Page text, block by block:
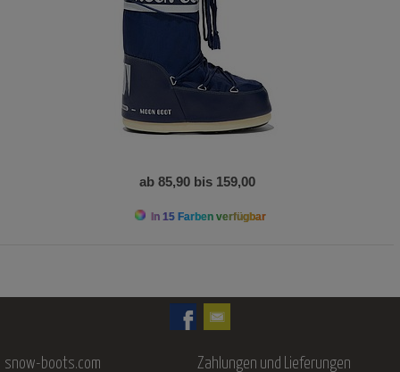
ab 85,90 bis 159,00
In 15 Farben verfügbar
snow-boots.com Zahlungen und Lieferungen